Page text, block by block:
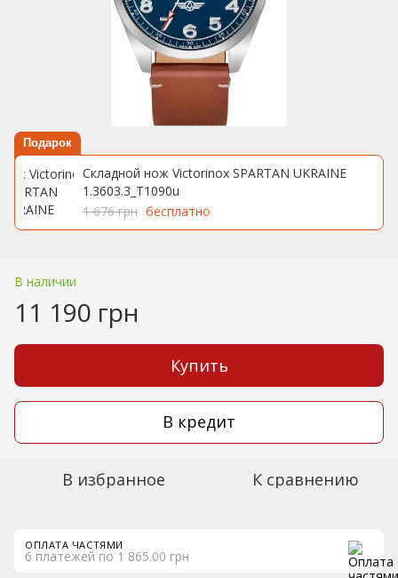
Подарок
Складной нож Victorinox SPARTAN UKRAINE
1.3603.3_T1090u
1 676 грн бесплатно
В наличии
11 190 грн
Купить
В кредит
В избранное К сравнению
ОПЛАТА ЧАСТЯМИ
6 платежей по 1 865.00 грн